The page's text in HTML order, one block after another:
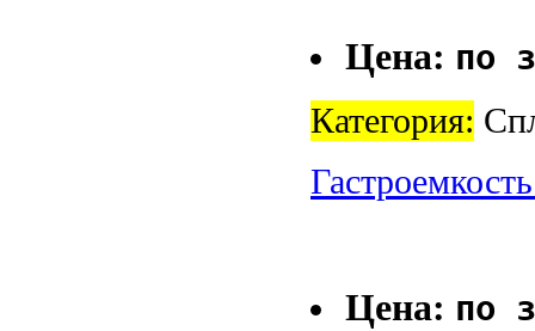
Цена: по
Категория:
Цена: по